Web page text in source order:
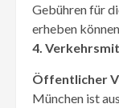
Gebühren für
erheben können.
4.
Öffentlicher
München ist